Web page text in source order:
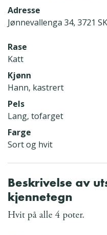
Adresse
Jønnevallenga 34, 3721
Rase
Katt
Kjønn
Hann, kastrert
Pels
Lang, tofarget
Farge
Sort og hvit
Beskrivelse av
kjennetegn
Hvit på alle 4 poter.